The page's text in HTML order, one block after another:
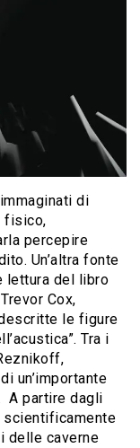
di
fisico,
percepire
Un’altra fonte
lettura del libro
Cox,
le figure
Tra i
un’importante
A partire dagli
scientificamente
delle caverne